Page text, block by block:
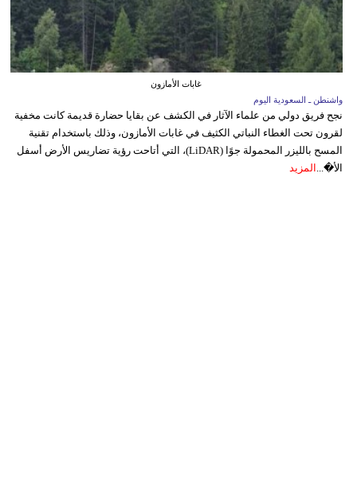
غابات الأمازون
واشنطن ـ السعودية اليوم
نجح فريق دولي من علماء الآثار في الكشف عن بقايا حضارة قديمة كانت مخفية
لقرون تحت الغطاء النباتي الكثيف في غابات الأمازون، وذلك باستخدام تقنية
المسح بالليزر المحمولة جوًا (LiDAR)، التي أتاحت رؤية تضاريس الأرض أسفل
الأ�... المزيد